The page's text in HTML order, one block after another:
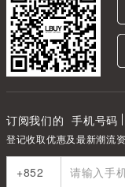
订阅我们的 手机号码
登记收取优惠及最新潮流